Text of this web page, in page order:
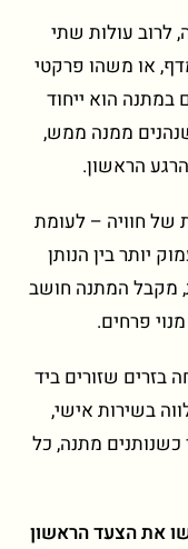
עולות שתי
או משהו פרקטי
הוא ייחוד
ממנה ממש,
הראשון.
של חוויה – לעומת
יותר בין הנותן
מקבל המתנה חושב
פרחים.
בזרים שזורים ביד
בשירות אישי,
מתנה, כל
את הצעד הראשון